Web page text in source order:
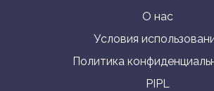
О нас
Условия
Политика
PIPL